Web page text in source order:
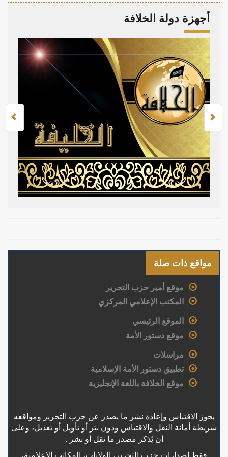
أجهزة دولة الخلافة
مواقع ذات صلة
موقع أمير حزب التحرير
المكتب الإعلامي المركزي
الموقع الرئيسي
موقع دستور الأمة
مراسلات
تطبيق دستور الأمة الإسلامية
موقع الخلافة باللغة الإنجليزية
يجوز الاقتباس وإعادة نشر ما يصدر عن حزب التحرير ومواقعه
شريطة أمانة النقل والاقتباس ودون بتر أو تأويل أو تعديل، وعلى
أن يُذكر مصدر ما نقل أو نشر .
فقط إصدارات حزب التحرير، الولايات، المكاتب الإعلامية،